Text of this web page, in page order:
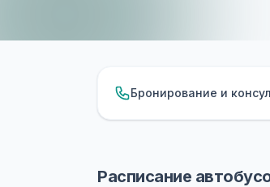
Бронирование и
Расписание